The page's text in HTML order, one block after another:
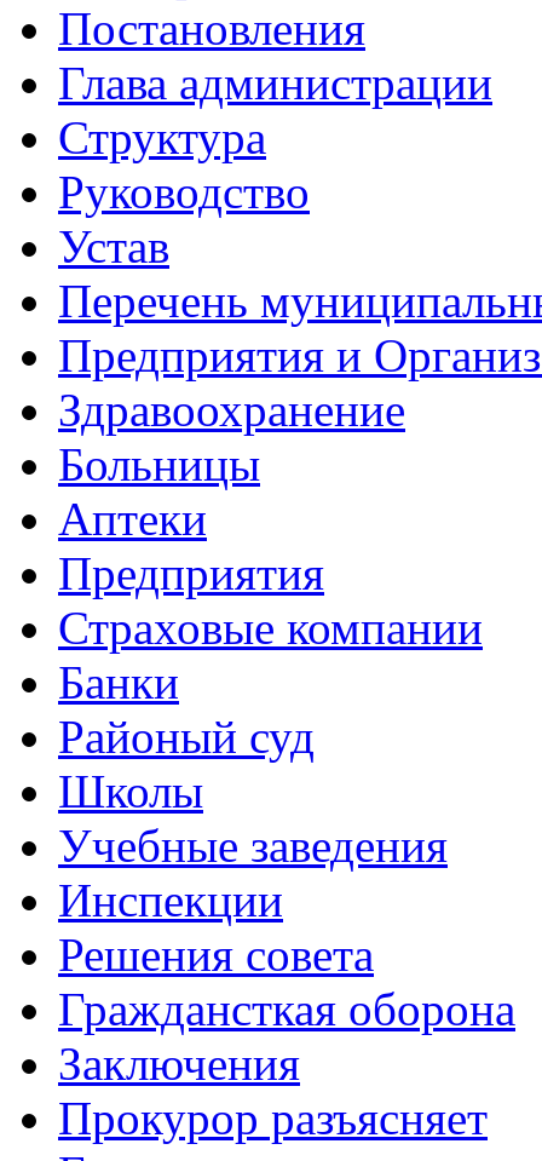
Постановления
Глава администрации
Структура
Руководство
Устав
Перечень
Предприятия и
Здравоохранение
Больницы
Аптеки
Предприятия
Страховые компании
Банки
Районый суд
Школы
Учебные заведения
Инспекции
Решения совета
Граждансткая оборона
Заключения
Прокурор разъясняет